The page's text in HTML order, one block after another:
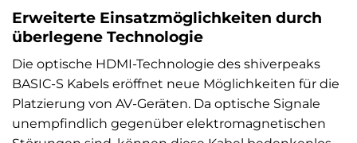
Erweiterte Einsatzmöglichkeiten durch
überlegene Technologie
Die optische HDMI-Technologie des shiverpeaks
BASIC-S Kabels eröffnet neue Möglichkeiten für die
Platzierung von AV-Geräten. Da optische Signale
unempfindlich gegenüber elektromagnetischen